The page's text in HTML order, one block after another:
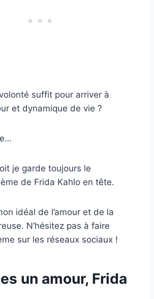
suffit pour arriver à
et dynamique de vie ?
je garde toujours le
de Frida Kahlo en tête.
idéal de l’amour et de la
N’hésitez pas à faire
sur les réseaux sociaux !
un amour, Frida